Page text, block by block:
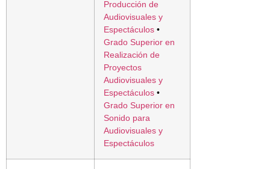
Producción de
Audiovisuales y
Espectáculos •
Grado Superior en
Realización de
Proyectos
Audiovisuales y
Espectáculos •
Grado Superior en
Sonido para
Audiovisuales y
Espectáculos